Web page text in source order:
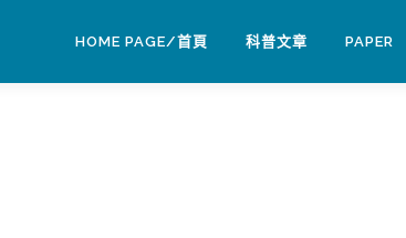
HOME PAGE/首頁 科普文章 PAPER